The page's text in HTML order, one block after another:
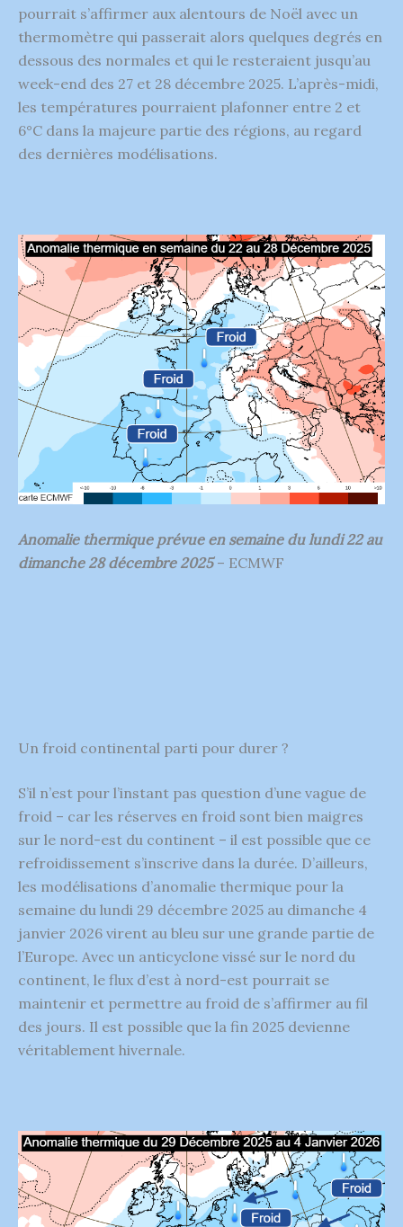
pourrait s’affirmer aux alentours de Noël avec un
thermomètre qui passerait alors quelques degrés en
dessous des normales et qui le resteraient jusqu’au
week-end des 27 et 28 décembre 2025. L’après-midi,
les températures pourraient plafonner entre 2 et
6°C dans la majeure partie des régions, au regard
des dernières modélisations.
Anomalie thermique prévue en semaine du lundi 22 au
dimanche 28 décembre 2025– ECMWF
Un froid continental parti pour durer ?
S’il n’est pour l’instant pas question d’une vague de
froid – car les réserves en froid sont bien maigres
sur le nord-est du continent – il est possible que ce
refroidissement s’inscrive dans la durée. D’ailleurs,
les modélisations d’anomalie thermique pour la
semaine du lundi 29 décembre 2025 au dimanche 4
janvier 2026 virent au bleu sur une grande partie de
l’Europe. Avec un anticyclone vissé sur le nord du
continent, le flux d’est à nord-est pourrait se
maintenir et permettre au froid de s’affirmer au fil
des jours. Il est possible que la fin 2025 devienne
véritablement hivernale.